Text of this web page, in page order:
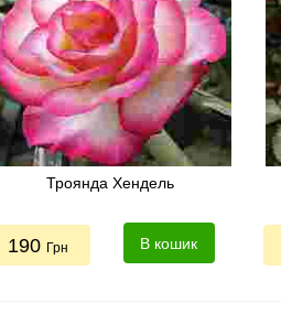
Троянда Хендель
190 Грн В кошик